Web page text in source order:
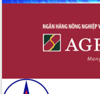
Phó Chủ tịch Thường trực UBND tỉnh
tâm Phục vụ hành chính công xã Ea
Xây dựng nền hành chính số đồng
hành cùng nông dân dân, doanh nghiệp
đấu có 77% xã đạt chuẩn nông thôn
mới